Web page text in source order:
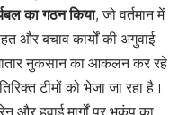
का गठन किया, जो वर्तमान में
और बचाव कार्यों की अगुवाई
नुकसान का आकलन कर रहे
टीमों को भेजा जा रहा है।
और हवाई मार्गों पर भूकंप का